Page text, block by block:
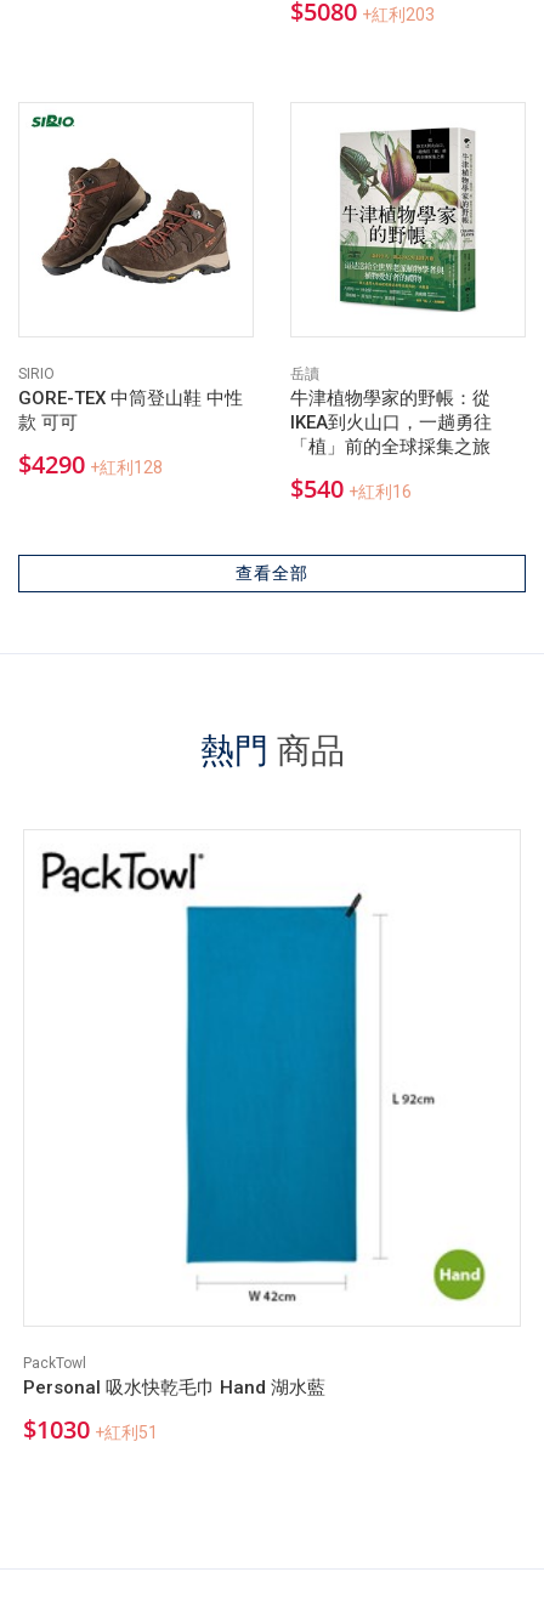
$5080 +紅利203
SIRIO
GORE-TEX 中筒登山鞋 中性
款 可可
$4290 +紅利128
岳讀
牛津植物學家的野帳：從
IKEA到火山口，一趟勇往
「植」前的全球採集之旅
$540 +紅利16
查看全部
熱門 商品
PackTowl
Personal 吸水快乾毛巾 Hand 湖水藍
$1030 +紅利51